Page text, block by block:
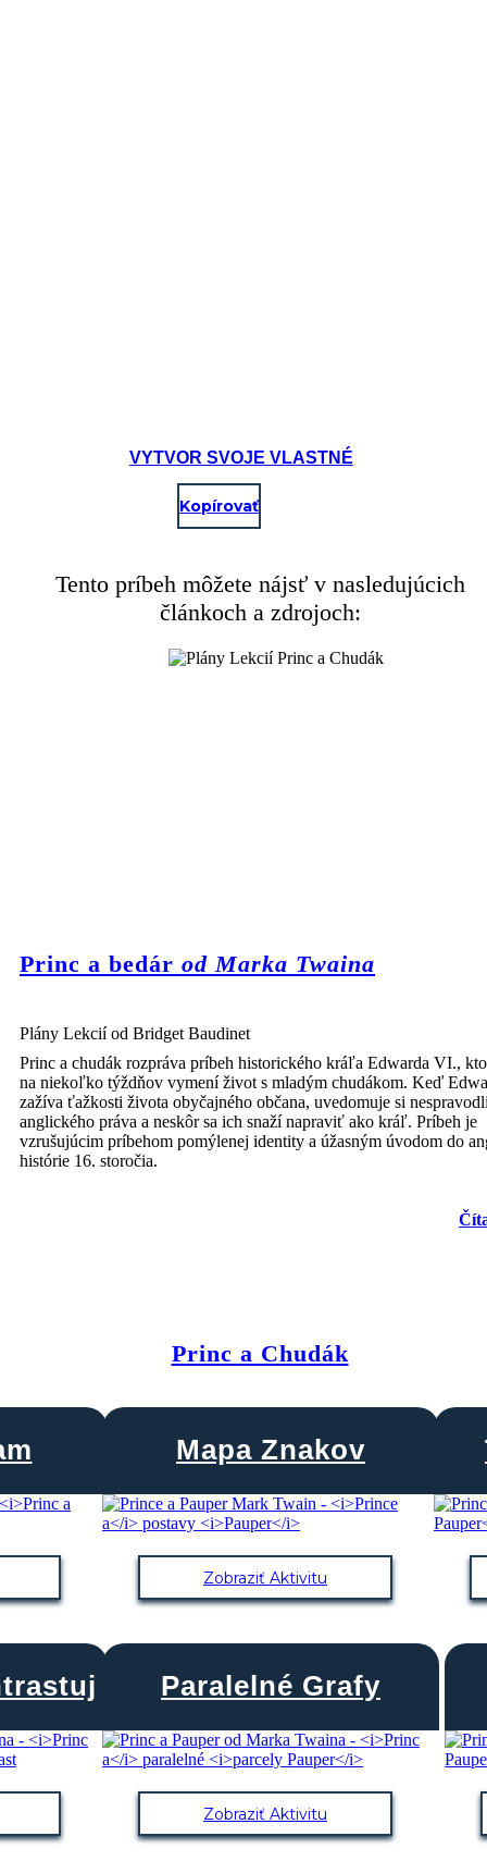
VYTVOR SVOJE VLASTNÉ
Kopírovať
Tento príbeh môžete nájsť v nasledujúcich
článkoch a zdrojoch:
Princ a bedár od Marka Twaina
Plány Lekcií od Bridget Baudinet
Princ a chudák rozpráva príbeh historického kráľa Edwarda VI.,
na niekoľko týždňov vymení život s mladým chudákom. Keď
zažíva ťažkosti života obyčajného občana, uvedomuje si
anglického práva a neskôr sa ich snaží napraviť ako kráľ. Príbeh je
vzrušujúcim príbehom pomýlenej identity a úžasným úvodom do
histórie 16. storočia.
Princ a Chudák
Mapa Znakov
Zobraziť Aktivitu
Paralelné Grafy
Zobraziť Aktivitu